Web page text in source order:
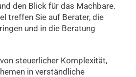
den Blick für das Machbare.
treffen Sie auf Berater, die
und in die Beratung
steuerlicher Komplexität,
in verständliche